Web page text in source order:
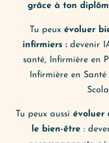
grâce à ton
Tu peux évoluer
infirmiers : devenir
santé, Infirmière en
Infirmière en
Tu peux aussi évoluer
le bien-être: